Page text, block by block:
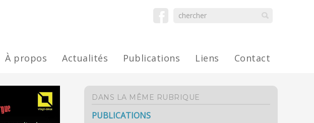
À propos Actualités Publications Liens Contact
DANS LA MÊME RUBRIQUE
PUBLICATIONS